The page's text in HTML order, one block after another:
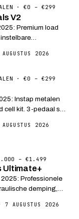
· €0 – €299
V2
Premium load
Xbox support via
2026
· €0 – €299
Instap metalen
cell kit. 3-pedaal set
2026
– €1.499
Ultimate+
Professionele
demping,
met
7 AUGUSTUS 2026